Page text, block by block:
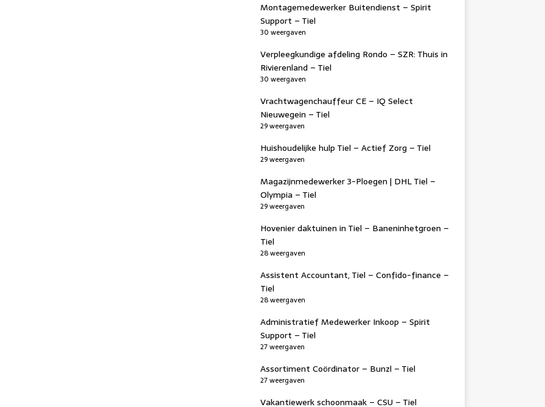
Montagemedewerker Buitendienst – Spirit
Support – Tiel
30 weergaven
Verpleegkundige afdeling Rondo – SZR: Thuis in
Rivierenland – Tiel
30 weergaven
Vrachtwagenchauffeur CE – IQ Select
Nieuwegein – Tiel
29 weergaven
Huishoudelijke hulp Tiel – Actief Zorg – Tiel
29 weergaven
Magazijnmedewerker 3-Ploegen | DHL Tiel –
Olympia – Tiel
29 weergaven
Hovenier daktuinen in Tiel – Baneninhetgroen –
Tiel
28 weergaven
Assistent Accountant, Tiel – Confido-finance –
Tiel
28 weergaven
Administratief Medewerker Inkoop – Spirit
Support – Tiel
27 weergaven
Assortiment Coördinator – Bunzl – Tiel
27 weergaven
Vakantiewerk schoonmaak – CSU – Tiel